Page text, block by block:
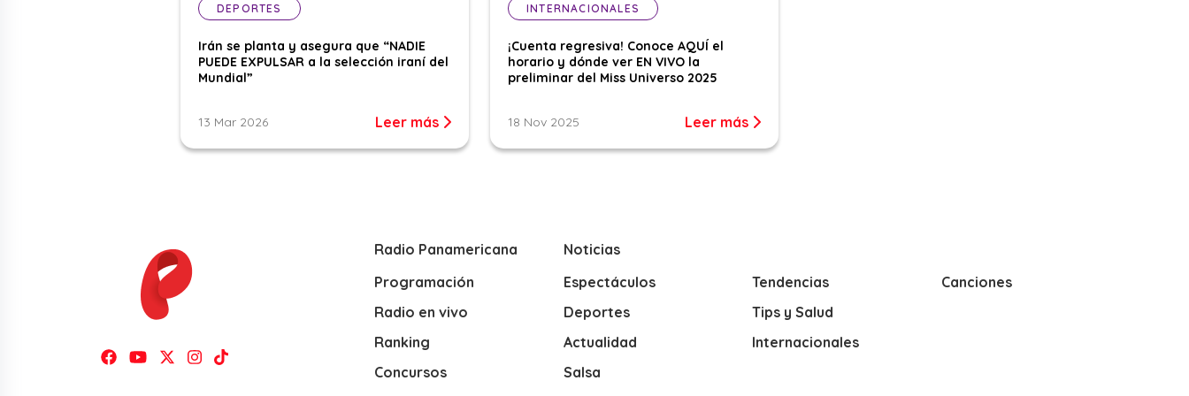
DEPORTES
Irán se planta y asegura que “NADIE
PUEDE EXPULSAR a la selección iraní del
Mundial”
13 Mar 2026 Leer más
INTERNACIONALES
¡Cuenta regresiva! Conoce AQUÍ el
horario y dónde ver EN VIVO la
preliminar del Miss Universo 2025
18 Nov 2025 Leer más
Radio Panamericana
Programación
Radio en vivo
Ranking
Concursos
Noticias
Espectáculos
Deportes
Actualidad
Salsa
Tendencias
Tips y Salud
Internacionales
Canciones